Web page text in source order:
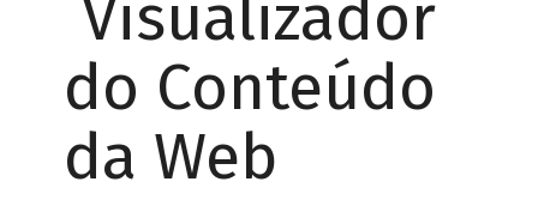
Visualizador
do Conteúdo
da Web